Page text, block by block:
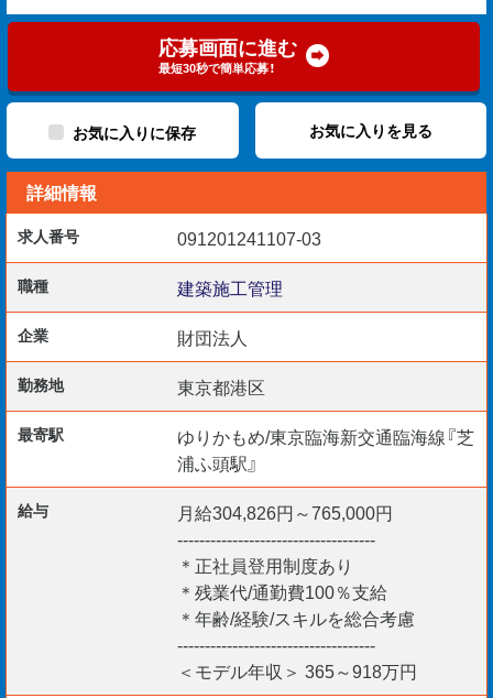
す。
希望やスキルに合わせて現場を選定していきます。
（担当職種・業務内容） 内装工事、外装工事
・施工管理（建築工事）/現場監督
・安全管理、工程管理、品質管理、書類作成など
どで就業をお考えの方は必見です
（通勤手段）
・公共交通機関定期代/バス・電車
（採用開始日）
事務所から現場に行く勤務体制となります。
応募画面に進む
最短30秒で簡単応募！
お気に入りに保存 お気に入りを見る
詳細情報
求人番号 091201241107-03
職種 建築施工管理
企業 財団法人
勤務地 東京都港区
最寄駅
ゆりかもめ/東京臨海新交通臨海線『芝
浦ふ頭駅』
給与
月給304,826円～765,000円
------------------------------------
＊正社員登用制度あり
＊残業代/通勤費100％支給
＊年齢/経験/スキルを総合考慮
------------------------------------
＜モデル年収＞ 365～918万円